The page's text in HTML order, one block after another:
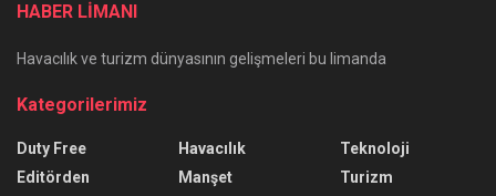
HABER LİMANI
Havacılık ve turizm dünyasının gelişmeleri bu limanda
Kategorilerimiz
Duty Free
Editörden
Havacılık
Manşet
Teknoloji
Turizm